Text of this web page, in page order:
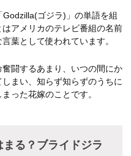
ゴジラ)」の単語を組
アメリカのテレビ番組の名前
葉として使われています。
闘するあまり、いつの間にか
まい、知らず知らずのうちに
った花嫁のことです。
る？ブライドジラ